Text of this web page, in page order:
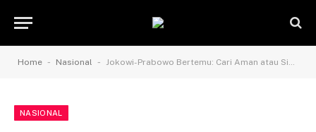
Home - Nasional - Jokowi-Prabowo Bertemu: Cari Aman atau Sinyal Politik 2029?
NASIONAL